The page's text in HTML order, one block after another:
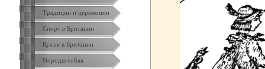
Традиции и церемонии
Спорт в Британии
Кухня в Британии
Породы собак